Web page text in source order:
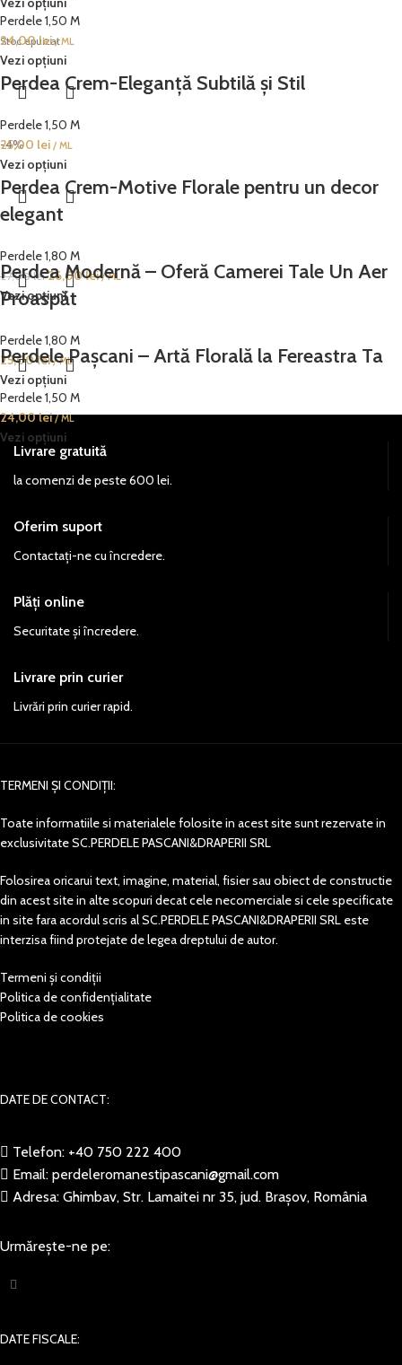
Perdele 1,50 M
24,00lei / ML
Vezi opțiuni
Stoc epuizat
Perdea Crem-Eleganță Subtilă și Stil
Perdele 1,50 M
25,00 lei / ML
Vezi opțiuni
-4%
Perdea Crem-Motive Florale pentru un decor
elegant
Perdele 1,80 M
27,00lei 26,00lei / ML
Vezi opțiuni
Perdea Modernă – Oferă Camerei Tale Un Aer
Proaspăt
Perdele 1,80 M
25,00lei / ML
Vezi opțiuni
Perdele Pașcani – Artă Florală la Fereastra Ta
Perdele 1,50 M
24,00lei / ML
Vezi opțiuni
Livrare gratuită
la comenzi de peste 600 lei.
Oferim suport
Contactați-ne cu încredere.
Plăți online
Securitate și încredere.
Livrare prin curier
Livrări prin curier rapid.
TERMENI ȘI CONDIȚII:
Toate informatiile si materialele folosite in acest site sunt rezervate in
exclusivitate SC.PERDELE PASCANI&DRAPERII SRL
Folosirea oricarui text, imagine, material, fisier sau obiect de constructie
din acest site in alte scopuri decat cele necomerciale si cele specificate
in site fara acordul scris al SC.PERDELE PASCANI&DRAPERII SRL este
interzisa fiind protejate de legea dreptului de autor.
Termeni și condiții
Politica de confidențialitate
Politica de cookies
DATE DE CONTACT:
Telefon: +40 750 222 400
Email: perdeleromanestipascani@gmail.com
Adresa: Ghimbav, Str. Lamaitei nr 35, jud. Brașov, România
Urmărește-ne pe:
DATE FISCALE: